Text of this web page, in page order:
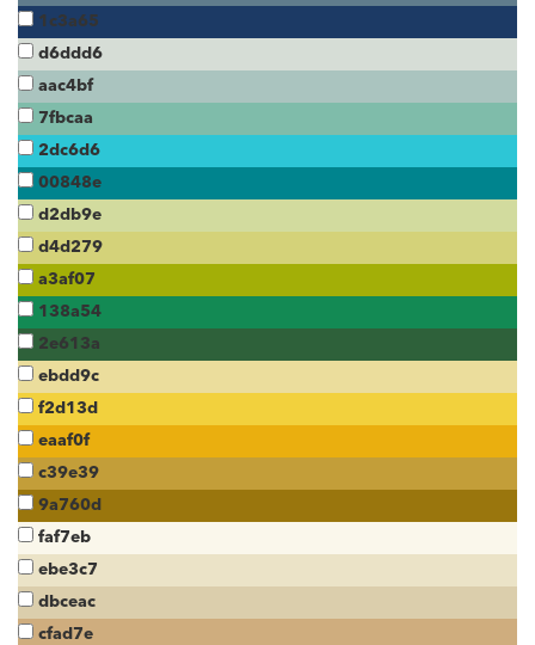
1c3a65
d6ddd6
aac4bf
7fbcaa
2dc6d6
00848e
d2db9e
d4d279
a3af07
138a54
2e613a
ebdd9c
f2d13d
eaaf0f
c39e39
9a760d
faf7eb
ebe3c7
dbceac
cfad7e